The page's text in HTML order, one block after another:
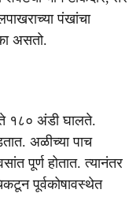
पंखांचा
असतो.
ते १८० अंडी घालते.
अळीच्या पाच
पूर्ण होतात. त्यानंतर
पूर्वकोषावस्थेत